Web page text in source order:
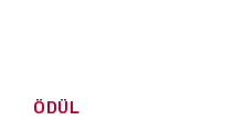
ÖDÜL